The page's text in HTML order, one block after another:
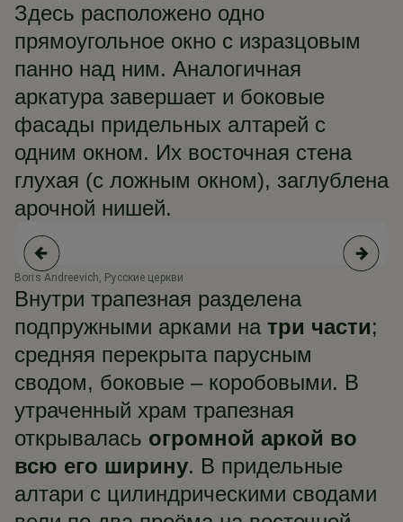
Здесь расположено одно
прямоугольное окно с изразцовым
панно над ним. Аналогичная
аркатура завершает и боковые
фасады придельных алтарей с
одним окном. Их восточная стена
глухая (с ложным окном), заглублена
арочной нишей.
Boris Andreevich, Русские церкви
Внутри трапезная разделена
подпружными арками на три части;
средняя перекрыта парусным
сводом, боковые – коробовыми. В
утраченный храм трапезная
открывалась огромной аркой во
всю его ширину. В придельные
алтари с цилиндрическими сводами